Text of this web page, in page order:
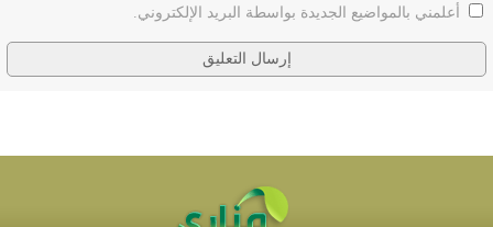
القرآن الكريم في مدرسة أهل البيت (عليهم السلام) :
أعلمني بالمواضيع الجديدة بواسطة البريد الإلكتروني.